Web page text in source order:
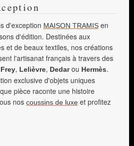
d'exception MAISON TRAMIS en
d'édition. Destinées aux
et de beaux textiles, nos créations
l'artisanat français à travers des
, Lelièvre, Dedarou Hermès.
exclusive d'objets uniques
pièce raconte une histoire
nos coussins de luxe et profitez